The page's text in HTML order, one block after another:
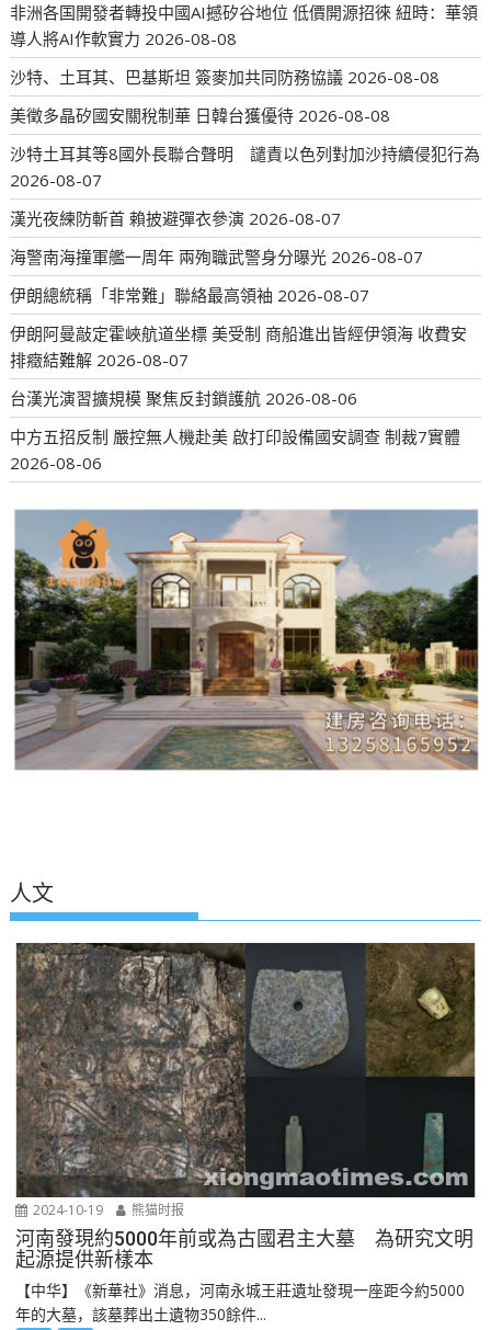
非洲各国開發者轉投中國AI撼矽谷地位 低價開源招徠 紐時：華領
導人將AI作軟實力 2026-08-08
沙特、土耳其、巴基斯坦 簽麥加共同防務協議 2026-08-08
美徵多晶矽國安關稅制華 日韓台獲優待 2026-08-08
沙特土耳其等8國外長聯合聲明 譴責以色列對加沙持續侵犯行為
2026-08-07
漢光夜練防斬首 賴披避彈衣參演 2026-08-07
海警南海撞軍艦一周年 兩殉職武警身分曝光 2026-08-07
伊朗總統稱「非常難」聯絡最高領袖 2026-08-07
伊朗阿曼敲定霍峽航道坐標 美受制 商船進出皆經伊領海 收費安
排癥結難解 2026-08-07
台漢光演習擴規模 聚焦反封鎖護航 2026-08-06
中方五招反制 嚴控無人機赴美 啟打印設備國安調查 制裁7實體
2026-08-06
人文
2024-10-19 熊猫时报
河南發現約5000年前或為古國君主大墓 為研究文明
起源提供新樣本
【中华】《新華社》消息，河南永城王莊遺址發現一座距今約5000
年的大墓，該墓葬出土遺物350餘件...